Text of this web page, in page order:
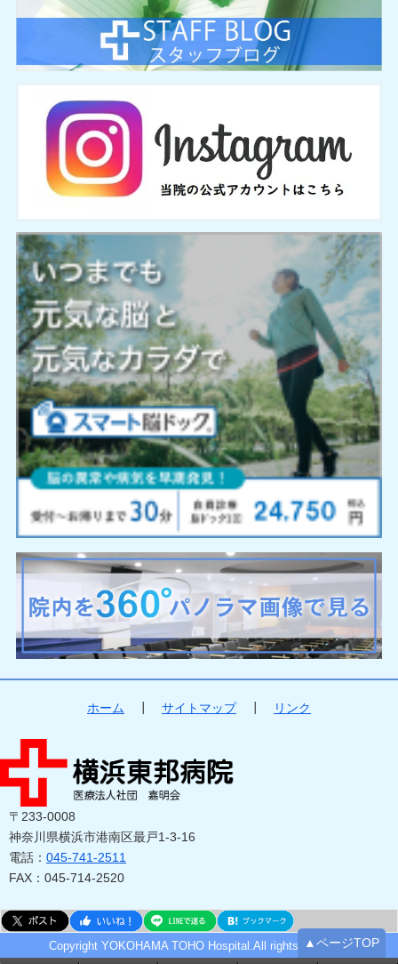
▲ページTOP
ホーム サイトマップ┃ リンク
〒233-0008
神奈川県横浜市港南区最戸1-3-16
電話： 045-741-2511
FAX：045-714-2520
Copyright YOKOHAMA TOHO Hospital.All rights reserved.